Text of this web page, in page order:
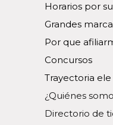
Horarios por
Grandes
Por que
Concursos
Trayectoria
¿Quiénes
Directorio de